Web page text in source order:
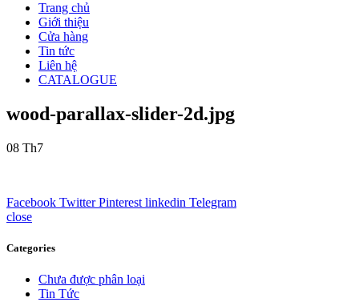
Trang chủ
Giới thiệu
Cửa hàng
Tin tức
Liên hệ
CATALOGUE
wood-parallax-slider-2d.jpg
08 Th7
Facebook Twitter Pinterest linkedin Telegram
close
Categories
Chưa được phân loại
Tin Tức